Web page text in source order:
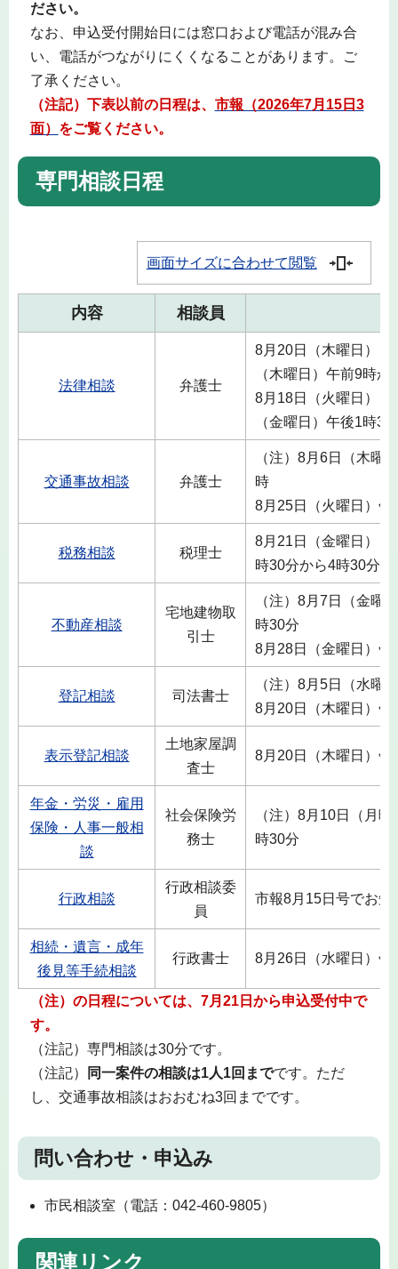
ださい。
なお、申込受付開始日には窓口および電話が混み合
い、電話がつながりにくくなることがあります。ご
了承ください。
（注記）下表以前の日程は、 市報（2026年7月15日3
面） をご覧ください。
専門相談日程
画面サイズに合わせて閲覧
内容 相談員
法律相談 弁護士
8月20日（木曜日）
（木曜日）午前9時か
8月18日（火曜日）
（金曜日）午後1時
交通事故相談 弁護士
（注）8月6日（木曜
時
8月25日（火曜日）午
税務相談 税理士
8月21日（金曜日）
時30分から4時30分
不動産相談
宅地建物取
引士
（注）8月7日（金曜
時30分
8月28日（金曜日）午
登記相談 司法書士
（注）8月5日（水曜
8月20日（木曜日）
表示登記相談
土地家屋調
査士
8月20日（木曜日）
年金・労災・雇用
保険・人事一般相
談
社会保険労
務士
（注）8月10日（月
時30分
行政相談
行政相談委
員
市報8月15日号でお知
相続・遺言・成年
後見等手続相談
行政書士 8月26日（水曜日）
（注）の日程については、7月21日から申込受付中で
す。
（注記）専門相談は30分です。
（注記）
同一案件の相談は1人1回までです。ただ
し、交通事故相談はおおむね3回までです。
問い合わせ・申込み
市民相談室（電話：042-460-9805）
関連リンク